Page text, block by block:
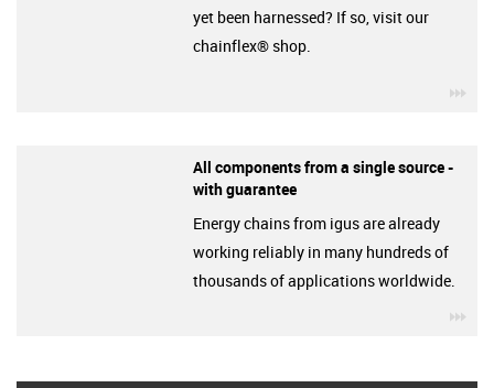
yet been harnessed? If so, visit our
chainflex® shop.
All components from a single source -
with guarantee
Energy chains from igus are already
working reliably in many hundreds of
thousands of applications worldwide.